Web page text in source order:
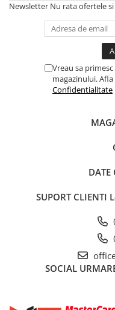
1.6.7. Diverse
1.7. Sisteme de franare
1.7.2. Placute de frana
1.7.4. Piese si accesorii
1.8.3. Ambreiaje
Newsletter Nu rata ofertele
Vreau sa
magazinului.
Confidentialitate
DATE
SUPORT CLIENTI
SOCIAL